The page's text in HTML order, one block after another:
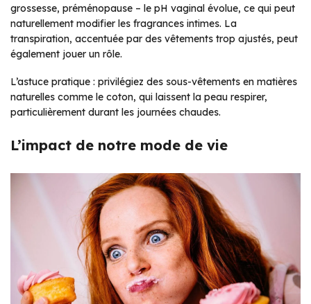
grossesse, préménopause – le pH vaginal évolue, ce qui peut
naturellement modifier les fragrances intimes. La
transpiration, accentuée par des vêtements trop ajustés, peut
également jouer un rôle.
L’astuce pratique : privilégiez des sous-vêtements en matières
naturelles comme le coton, qui laissent la peau respirer,
particulièrement durant les journées chaudes.
L’impact de notre mode de vie